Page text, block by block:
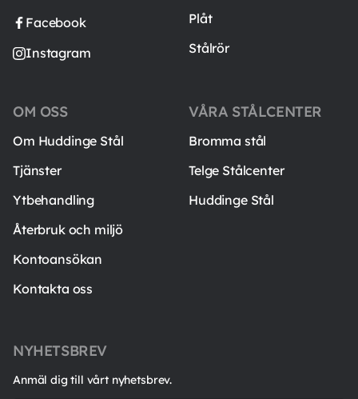
Facebook
Instagram
Plåt
Stålrör
VÅRA STÅLCENTER
Bromma stål
Telge Stålcenter
Huddinge Stål
OM OSS
Om Huddinge Stål
Tjänster
Ytbehandling
Återbruk och miljö
Kontoansökan
Kontakta oss
NYHETSBREV
Anmäl dig till vårt nyhetsbrev.